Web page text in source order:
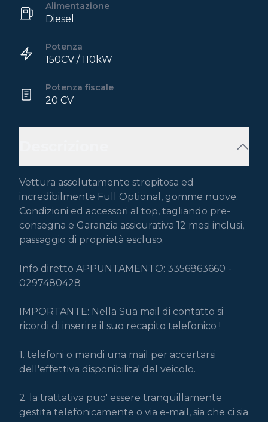
Alimentazione
Diesel
Potenza
150CV / 110kW
Potenza fiscale
20 CV
Vettura assolutamente strepitosa ed
incredibilmente Full Optional, gomme nuove.
Condizioni ed accessori al top, tagliando pre-
consegna e Garanzia assicurativa 12 mesi inclusi,
passaggio di proprietà escluso.
Info diretto APPUNTAMENTO: 3356863660 -
0297480428
IMPORTANTE: Nella Sua mail di contatto si
ricordi di inserire il suo recapito telefonico !
1. telefoni o mandi una mail per accertarsi
dell'effettiva disponibilita' del veicolo.
2. la trattativa puo' essere tranquillamente
gestita telefonicamente o via e-mail, sia che ci sia